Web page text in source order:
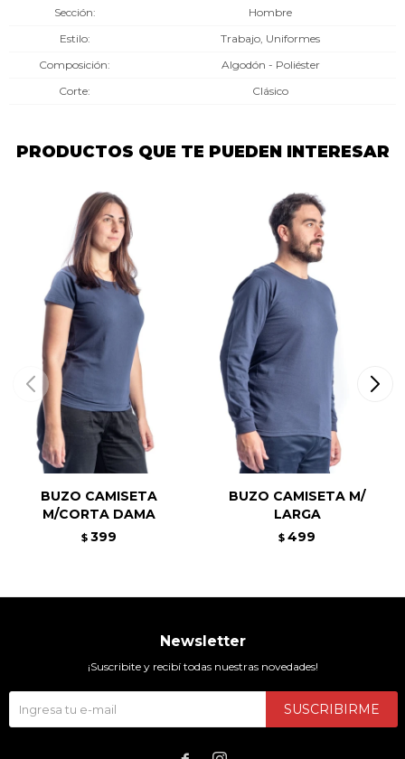
Sección
Hombre
Estilo
Trabajo, Uniformes
Composición
Algodón - Poliéster
Corte
Clásico
PRODUCTOS QUE TE PUEDEN INTERESAR
BUZO CAMISETA
M/CORTA DAMA
$ 399
BUZO CAMISETA M/
LARGA
$ 499
Newsletter
¡Suscribite y recibí todas nuestras novedades!
SUSCRIBIRME